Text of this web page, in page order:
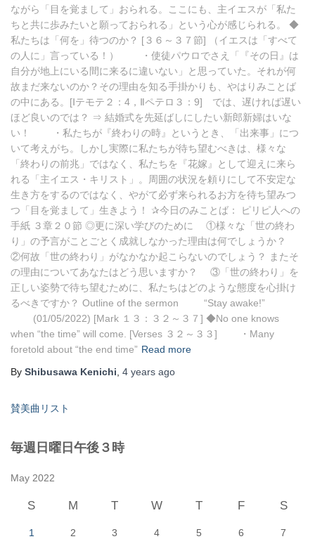
ながら「目を覚まして」おられる。ここにも、主イエスが「私た
ちと共に歩みたいと願っておられる」という心が感じられる。 ◆
私たちは「何を」待つのか？ [３６～３７節] （イエスは「すべて
の人に」言っている！） ・使徒パウロでさえ「『その日』は
自分が地上にいる間に来るに違いない」と思っていた。それが何
故まだ来ないのか？その理由を知る手掛かりも、やはりみことば
の中にある。[Ⅰテモテ２：4，Ⅱペテロ３：9] では、遅ければ遅い
ほど良いのでは？ ⇒ 結婚式を先延ばしにしたい新郎新婦はいな
い！ ・私たちが『終わりの時』というとき、「出来事」につ
いて考えがち。しかし実際に私たちが待ち望むべきは、様々な
「終わりの前兆」ではなく、私たちを『花嫁』として迎えに来ら
れる「主イエス・キリスト」。周囲の状況を頼りにして不安定な
生き方をするのではなく、やがて必ず来られるお方を待ち望みつ
つ「目を覚まして」生きよう！ ✰今日のみことば： ピリピ人への
手紙 ３章２０節 ◎更に深い学びのために ①様々な「世の終わ
り」の予言がことごとく成就しなかった理由は何でしょうか？
②何故「世の終わり」がなかなか起こらないのでしょう？ またそ
の理由についてあなたはどう思いますか？ ③「世の終わり」を
正しい姿勢で待ち望むために、私たちはどのような態度を心掛け
るべきですか？ Outline of the sermon “Stay awake!”
(01/05/2022) [Mark １３：３２～３７] ◆No one knows
when “the time” will come. [Verses ３２～３３] ・Many
foretold about “the end time” Read more
By Shibusawa Kenichi 4 years ago
賛美曲リスト
毎週日曜日午後３時
May 2022
S M T W T F S
1 2 3 4 5 6 7